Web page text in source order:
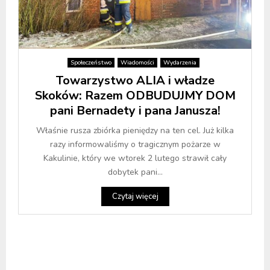
Społeczeństwo Wiadomości Wydarzenia
Towarzystwo ALIA i władze
Skoków: Razem ODBUDUJMY DOM
pani Bernadety i pana Janusza!
Właśnie rusza zbiórka pieniędzy na ten cel. Już kilka
razy informowaliśmy o tragicznym pożarze w
Kakulinie, który we wtorek 2 lutego strawił cały
dobytek pani...
Czytaj więcej